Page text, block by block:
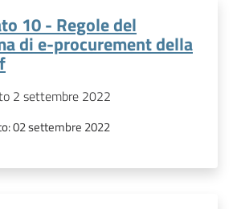
10 - Regole del
di e-procurement della
2 settembre 2022
02 settembre 2022